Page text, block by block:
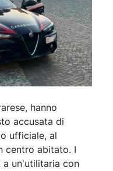
hanno
accusata di
ufficiale, al
centro abitato. I
un'utilitaria con